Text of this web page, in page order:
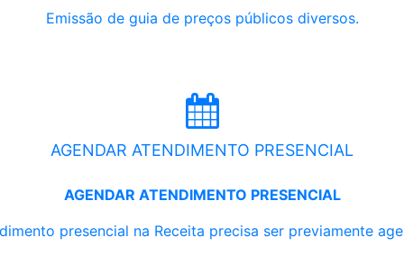
Emissão de guia de preços públicos diversos.
AGENDAR ATENDIMENTO PRESENCIAL
AGENDAR ATENDIMENTO PRESENCIAL
presencial na Receita precisa ser previamente